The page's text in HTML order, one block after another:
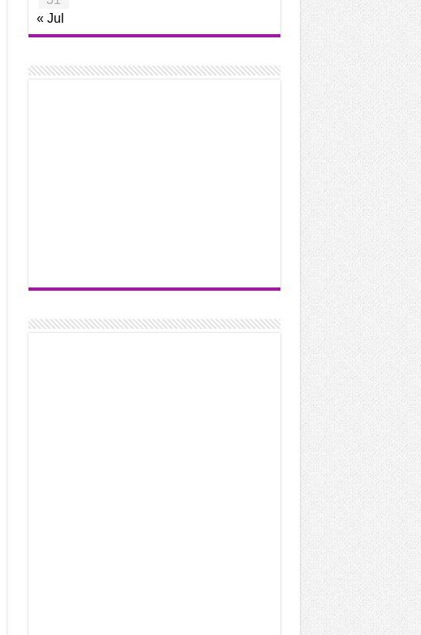
« Jul